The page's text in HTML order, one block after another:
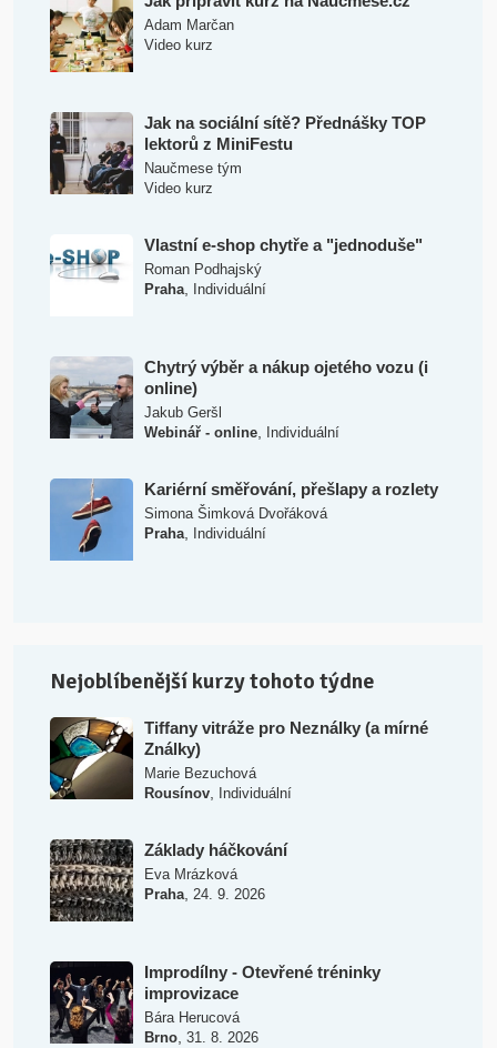
Adam Marčan
Video kurz
Jak na sociální sítě? Přednášky TOP
lektorů z MiniFestu
Naučmese tým
Video kurz
Vlastní e-shop chytře a "jednoduše"
Roman Podhajský
Praha, Individuální
Chytrý výběr a nákup ojetého vozu (i
online)
Jakub Geršl
Webinář - online, Individuální
Kariérní směřování, přešlapy a rozlety
Simona Šimková Dvořáková
Praha, Individuální
Nejoblíbenější kurzy tohoto týdne
Tiffany vitráže pro Neználky (a mírné
Ználky)
Marie Bezuchová
Rousínov, Individuální
Základy háčkování
Eva Mrázková
Praha, 24. 9. 2026
Improdílny - Otevřené tréninky
improvizace
Bára Herucová
Brno, 31. 8. 2026